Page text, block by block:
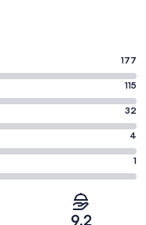
177
115
32
4
1
9,2